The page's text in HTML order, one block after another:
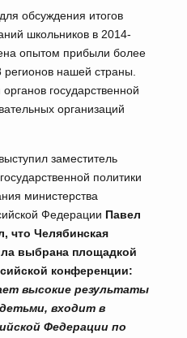
обсуждения итогов
школьников в 2014-
опытом прибыли более
нашей страны.
государственной
организаций
заместитель
политики
министерства
Федерации Павел
что Челябинская
выбрана площадкой
конференции:
высокие результаты
входит в
Федерации по